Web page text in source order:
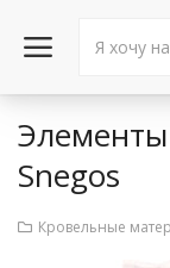
Войти в аккаунт
Элементы
Snegos
Кровельные